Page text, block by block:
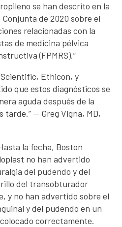
se han descrito en la
de 2020 sobre el
relacionadas con la
de medicina pélvica
(FPMRS).”
Ethicon, y
que estos diagnósticos se
aguda después de la
tarde.” — Greg Vigna, MD,
la fecha, Boston
no han advertido
del pudendo y del
del transobturador
y no han advertido sobre el
y del pudendo en un
correctamente.